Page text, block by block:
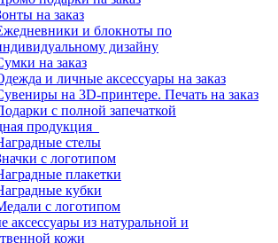
на заказ
и блокноты по
дизайну
на заказ
и личные аксессуары на заказ
на 3D-принтере. Печать на заказ
с полной запечаткой
продукция
стелы
с логотипом
плакетки
кубки
с логотипом
аксессуары из натуральной и
кожи